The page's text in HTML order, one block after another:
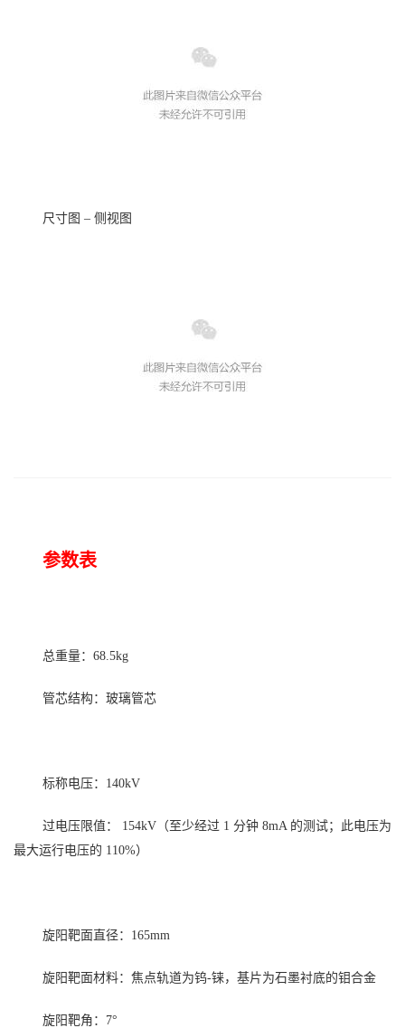
尺寸图 – 侧视图
参数表
总重量： 68.5kg
管芯结构：玻璃管芯
标称电压： 140kV
过电压限值 ： 154kV （至少经过 1 分钟 8mA 的测试； 此电压为
最大运行电压的 110%）
旋阳靶面直径： 165mm
旋阳靶面材料：焦点轨道为钨-铼，基片为石墨衬底的钼合金
旋阳靶角： 7°